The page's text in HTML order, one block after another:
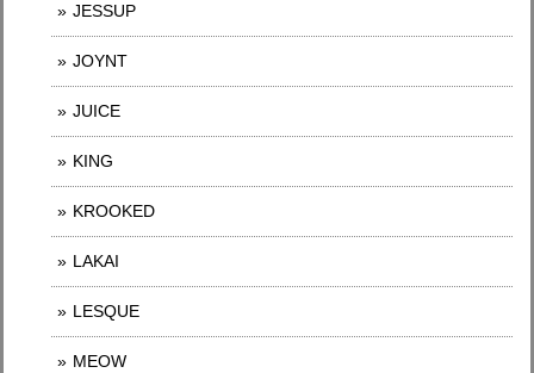
JESSUP
JOYNT
JUICE
KING
KROOKED
LAKAI
LESQUE
MEOW